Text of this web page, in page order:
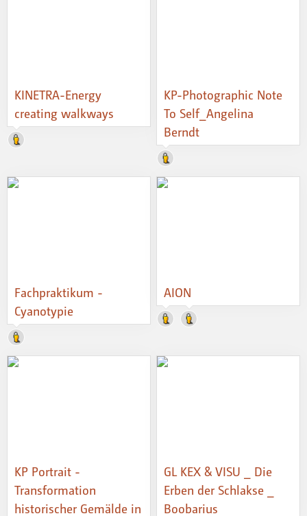
KINETRA-Energy
creating walkways
KP-Photographic Note
To Self_Angelina
Berndt
Fachpraktikum -
Cyanotypie
AION
KP Portrait -
Transformation
historischer Gemälde in
GL KEX & VISU _ Die
Erben der Schlakse _
Boobarius